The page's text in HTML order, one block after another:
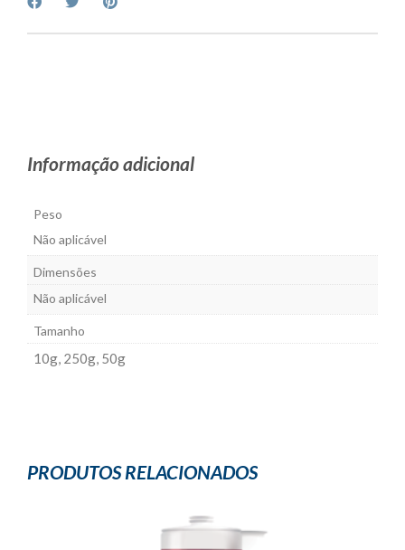
Informação adicional
Peso
Não aplicável
Dimensões
Não aplicável
Tamanho
10g, 250g, 50g
PRODUTOS RELACIONADOS